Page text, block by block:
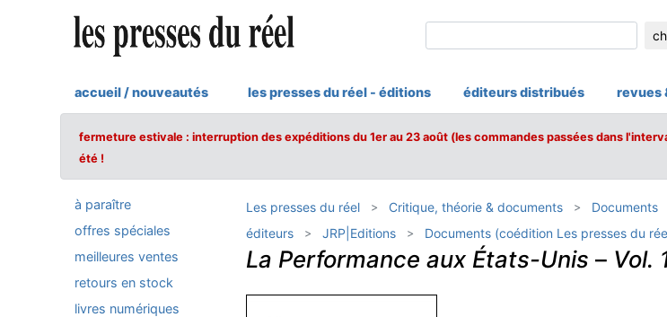
accueil / nouveautés les presses du réel - éditions éditeurs distribués revues
fermeture estivale : interruption des expéditions du 1er au 23 août (les commandes passées dans
été !
à paraître
offres spéciales
meilleures ventes
retours en stock
livres numériques
Les presses du réel Critique, théorie & documents
Documents
éditeurs
JRP|Editions Documents (coédition Les presses du
La Performance aux États-Unis – Vol.